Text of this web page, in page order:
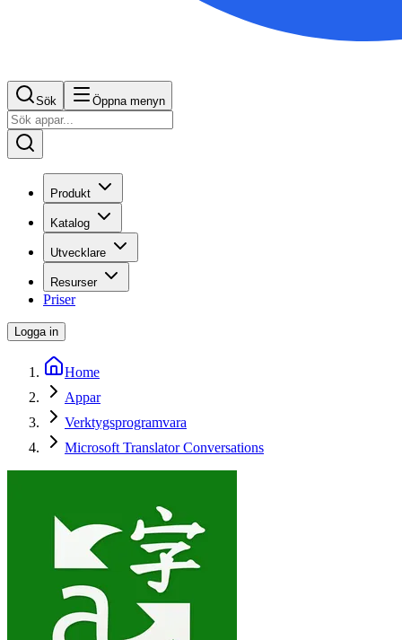
Sök Öppna menyn
Produkt
Katalog
Utvecklare
Resurser
Priser
Logga in
Home
Appar
Verktygsprogramvara
Microsoft Translator Conversations